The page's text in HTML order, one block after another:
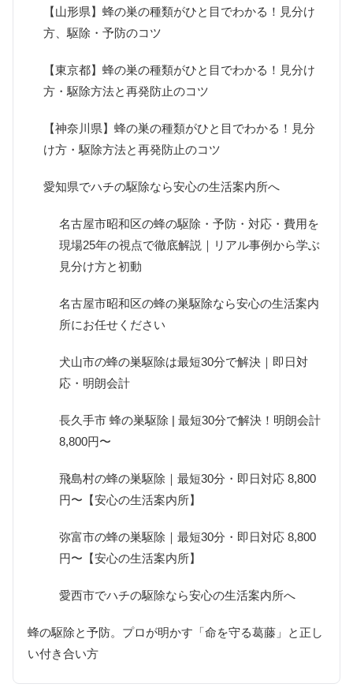
【山形県】蜂の巣の種類がひと目でわかる！見分け
方、駆除・予防のコツ
【東京都】蜂の巣の種類がひと目でわかる！見分け
方・駆除方法と再発防止のコツ
【神奈川県】蜂の巣の種類がひと目でわかる！見分
け方・駆除方法と再発防止のコツ
愛知県でハチの駆除なら安心の生活案内所へ
名古屋市昭和区の蜂の駆除・予防・対応・費用を
現場25年の視点で徹底解説｜リアル事例から学ぶ
見分け方と初動
名古屋市昭和区の蜂の巣駆除なら安心の生活案内
所にお任せください
犬山市の蜂の巣駆除は最短30分で解決｜即日対
応・明朗会計
長久手市 蜂の巣駆除 | 最短30分で解決！明朗会計
8,800円〜
飛島村の蜂の巣駆除｜最短30分・即日対応 8,800
円〜【安心の生活案内所】
弥富市の蜂の巣駆除｜最短30分・即日対応 8,800
円〜【安心の生活案内所】
愛西市でハチの駆除なら安心の生活案内所へ
蜂の駆除と予防。プロが明かす「命を守る葛藤」と正し
い付き合い方